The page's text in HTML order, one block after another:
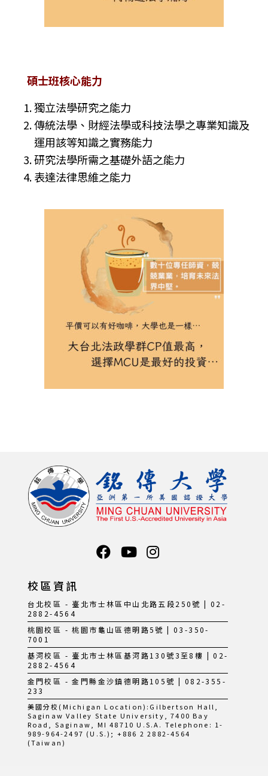
碩士班核心能力
獨立法學研究之能力
傳統法學、財經法學或科技法學之專業知識及
運用該等知識之實務能力
研究法學所需之基礎外語之能力
表達法律思維之能力
校區資訊
台北校區 - 臺北市士林區中山北路五段250號 | 02-
2882-4564
桃園校區 - 桃園市龜山區德明路5號 | 03-350-
7001
基河校區 - 臺北市士林區基河路130號3至8樓 | 02-
2882-4564
金門校區 - 金門縣金沙鎮德明路105號 | 082-355-
233
美國分校(Michigan Location):Gilbertson Hall,
Saginaw Valley State University, 7400 Bay
Road, Saginaw, MI 48710 U.S.A. Telephone: 1-
989-964-2497 (U.S.); +886 2 2882-4564
(Taiwan)